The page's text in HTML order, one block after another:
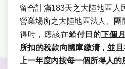
留合計滿183天之大陸地區人
營業場所之大陸地區法人、團
得時，應該在給付日的下個
所扣的稅款向國庫繳清，並
上一年度內按每一個所得人的